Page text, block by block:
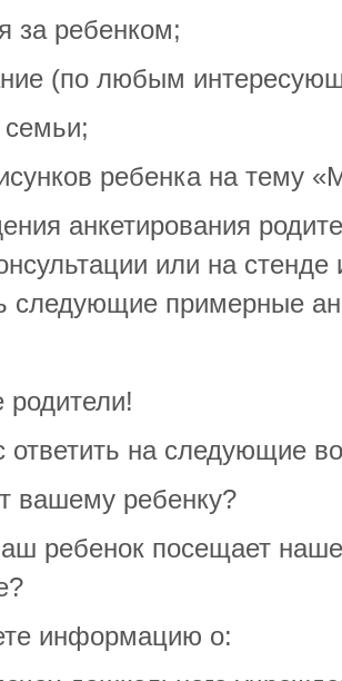
за ребенком;
(по любым
ребенка на тему
анкетирования
или на
следующие примерные
ответить на следующие
вашему ребенку?
ребенок посещает
информацию о: